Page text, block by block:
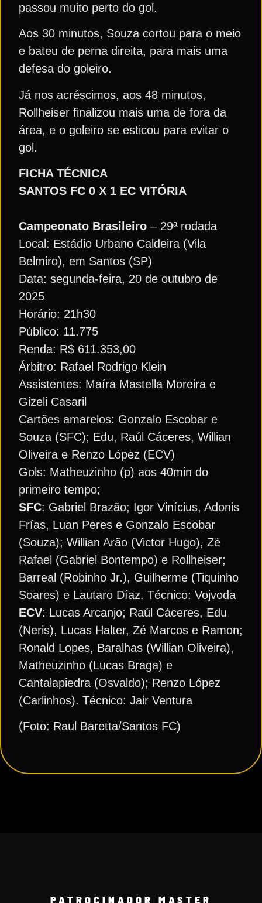
passou muito perto do gol.
Aos 30 minutos, Souza cortou para o meio
e bateu de perna direita, para mais uma
defesa do goleiro.
Já nos acréscimos, aos 48 minutos,
Rollheiser finalizou mais uma de fora da
área, e o goleiro se esticou para evitar o
gol.
FICHA TÉCNICA
SANTOS FC 0 X 1 EC VITÓRIA
Campeonato Brasileiro – 29ª rodada
Local: Estádio Urbano Caldeira (Vila
Belmiro), em Santos (SP)
Data: segunda-feira, 20 de outubro de
2025
Horário: 21h30
Público: 11.775
Renda: R$ 611.353,00
Árbitro: Rafael Rodrigo Klein
Assistentes: Maíra Mastella Moreira e
Gizeli Casaril
Cartões amarelos: Gonzalo Escobar e
Souza (SFC); Edu, Raúl Cáceres, Willian
Oliveira e Renzo López (ECV)
Gols: Matheuzinho (p) aos 40min do
primeiro tempo;
SFC: Gabriel Brazão; Igor Vinícius, Adonis
Frías, Luan Peres e Gonzalo Escobar
(Souza); Willian Arão (Victor Hugo), Zé
Rafael (Gabriel Bontempo) e Rollheiser;
Barreal (Robinho Jr.), Guilherme (Tiquinho
Soares) e Lautaro Díaz. Técnico: Vojvoda
ECV: Lucas Arcanjo; Raúl Cáceres, Edu
(Neris), Lucas Halter, Zé Marcos e Ramon;
Ronald Lopes, Baralhas (Willian Oliveira),
Matheuzinho (Lucas Braga) e
Cantalapiedra (Osvaldo); Renzo López
(Carlinhos). Técnico: Jair Ventura
(Foto: Raul Baretta/Santos FC)
PATROCINADOR MASTER